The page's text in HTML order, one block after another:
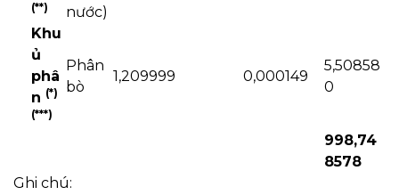
(**)
nước)
Khu
ủ
phâ
n (*)
(***)
Phân
bò
1,209999 0,000149
5,50858
0
998,74
8578
Ghi chú: